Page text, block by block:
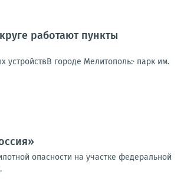
работают пункты
устройствВ городе Мелитополь:· парк им.
опасности на участке федеральной